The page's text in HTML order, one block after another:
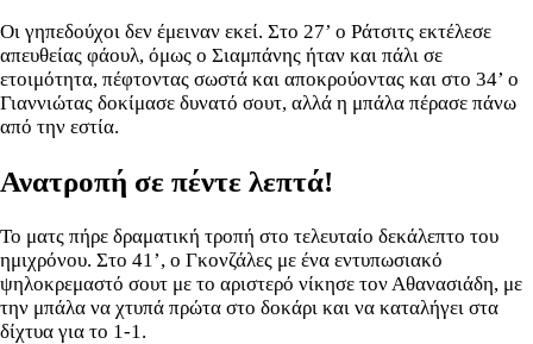
Οι γηπεδούχοι δεν έμειναν εκεί. Στο 27’ ο Ράτσιτς εκτέλεσε
απευθείας φάουλ, όμως ο Σιαμπάνης ήταν και πάλι σε
ετοιμότητα, πέφτοντας σωστά και αποκρούοντας και στο 34’ ο
Γιαννιώτας δοκίμασε δυνατό σουτ, αλλά η μπάλα πέρασε πάνω
από την εστία.
Ανατροπή σε πέντε λεπτά!
Το ματς πήρε δραματική τροπή στο τελευταίο δεκάλεπτο του
ημιχρόνου. Στο 41’, ο Γκονζάλες με ένα εντυπωσιακό
ψηλοκρεμαστό σουτ με το αριστερό νίκησε τον Αθανασιάδη, με
την μπάλα να χτυπά πρώτα στο δοκάρι και να καταλήγει στα
δίχτυα για το 1-1.